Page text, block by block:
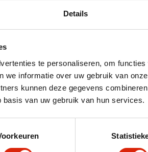
Details
te personaliseren, om
we informatie over uw gebruik van
kunnen deze gegevens
van uw gebruik van hun services.
51 – 100 cm, 101 –